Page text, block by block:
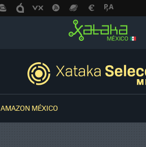
AMAZON MÉXICO